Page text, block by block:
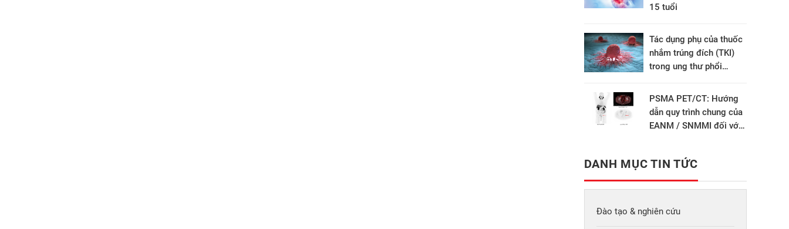
15 tuổi
Tác dụng phụ của thuốc
nhắm trúng đích (TKI)
trong ung thư phổi
cách xử trí
PSMA PET/CT: Hướng
dẫn quy trình chung của
EANM / SNMMI đối với
2.0
DANH MỤC TIN TỨC
Đào tạo & nghiên cứu